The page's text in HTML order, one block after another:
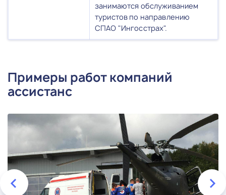
занимаются обслуживанием
туристов по направлению
СПАО "Ингосстрах".
Примеры работ компаний
ассистанс